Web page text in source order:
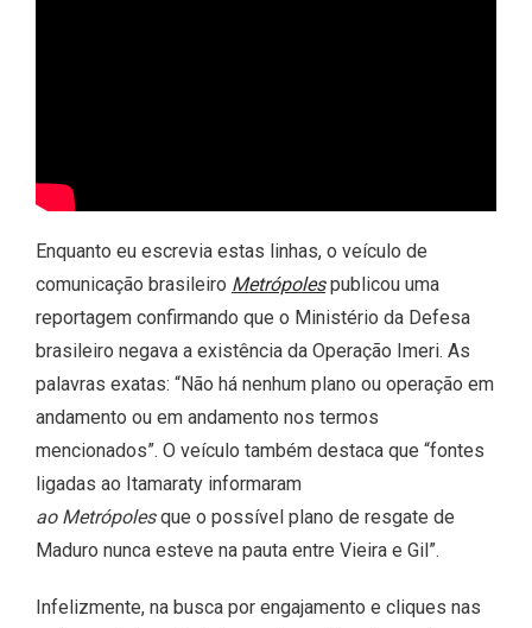
Enquanto eu escrevia estas linhas, o veículo de
comunicação brasileiro Metrópolespublicou uma
reportagem confirmando que o Ministério da Defesa
brasileiro negava a existência da Operação Imeri. As
palavras exatas: “Não há nenhum plano ou operação em
andamento ou em andamento nos termos
mencionados”. O veículo também destaca que “fontes
ligadas ao Itamaraty informaram
ao Metrópolesque o possível plano de resgate de
Maduro nunca esteve na pauta entre Vieira e Gil”.
Infelizmente, na busca por engajamento e cliques nas